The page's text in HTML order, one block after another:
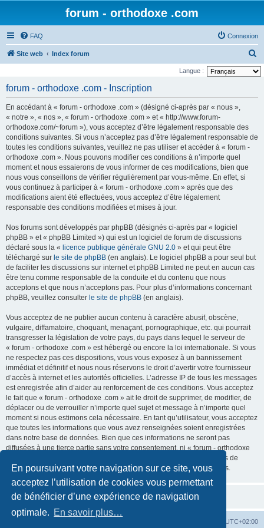
En poursuivant votre navigation sur ce site, vous
acceptez l’utilisation de cookies vous permettant
de bénéficier d’une expérience de navigation
optimale. En savoir plus…
forum - orthodoxe .com
FAQ Connexion
Site web Index forum
e
Langue :
forum - orthodoxe .com - Inscription
En accédant à « forum - orthodoxe .com » (désigné ci-après par « nous »,
« notre », « nos », « forum - orthodoxe .com » et « http://www.forum-
orthodoxe.com/~forum »), vous acceptez d’être légalement responsable des
conditions suivantes. Si vous n’acceptez pas d’être légalement responsable de
toutes les conditions suivantes, veuillez ne pas utiliser et accéder à « forum -
orthodoxe .com ». Nous pouvons modifier ces conditions à n’importe quel
moment et nous essaierons de vous informer de ces modifications, bien que
nous vous conseillons de vérifier régulièrement par vous-même. En effet, si
vous continuez à participer à « forum - orthodoxe .com » après que des
modifications aient été effectuées, vous acceptez d’être légalement
responsable des conditions modifiées et mises à jour.
Nos forums sont développés par phpBB (désignés ci-après par « logiciel
phpBB » et « phpBB Limited ») qui est un logiciel de forum de discussions
déclaré sous la « licence publique générale GNU 2.0 » et qui peut être
téléchargé sur le site de phpBB (en anglais). Le logiciel phpBB a pour seul but
de faciliter les discussions sur internet et phpBB Limited ne peut en aucun cas
être tenu comme responsable de la conduite et du contenu que nous
acceptons et que nous n’acceptons pas. Pour plus d’informations concernant
phpBB, veuillez consulter le site de phpBB (en anglais).
Vous acceptez de ne publier aucun contenu à caractère abusif, obscène,
vulgaire, diffamatoire, choquant, menaçant, pornographique, etc. qui pourrait
transgresser la législation de votre pays, du pays dans lequel le serveur de
« forum - orthodoxe .com » est hébergé ou encore la loi internationale. Si vous
ne respectez pas ces dispositions, vous vous exposez à un bannissement
immédiat et définitif et nous nous réservons le droit d’avertir votre fournisseur
d’accès à internet et les autorités officielles. L’adresse IP de tous les messages
est enregistrée afin d’aider au renforcement de ces conditions. Vous acceptez
le fait que « forum - orthodoxe .com » ait le droit de supprimer, de modifier, de
déplacer ou de verrouiller n’importe quel sujet et message à n’importe quel
moment si nous estimons cela nécessaire. En tant qu’utilisateur, vous acceptez
que toutes les informations que vous avez renseignées soient enregistrées
dans notre base de données. Bien que ces informations ne seront pas
diffusées à une tierce partie sans votre consentement, ni « forum - orthodoxe
.com », ni phpBB, ne pourront être tenus comme responsables en cas de
tentative de piratage informatique visant à compromettre vos données.
UTC+02:00